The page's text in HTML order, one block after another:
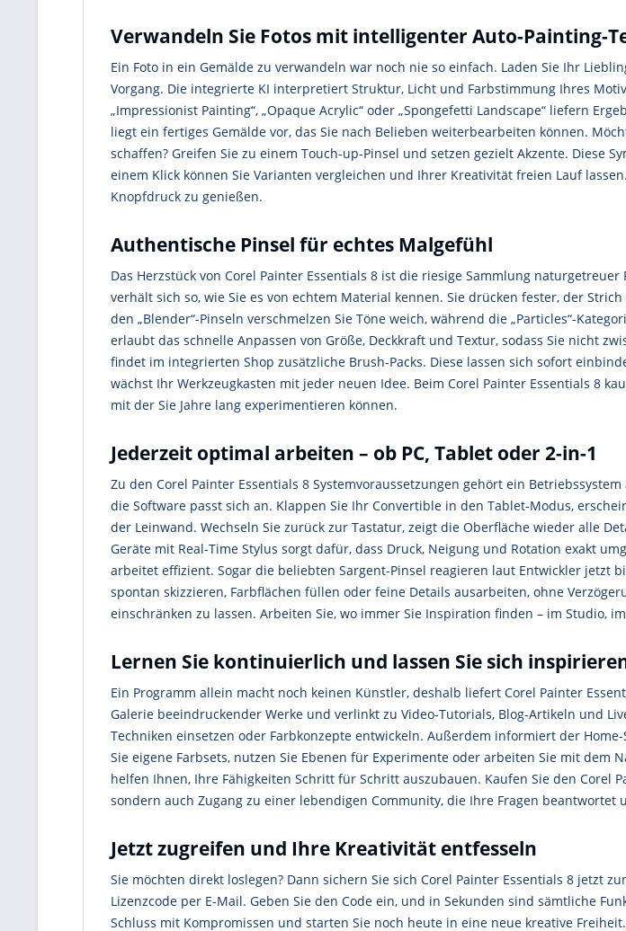
Verwandeln Sie Fotos mit intelligenter Auto-Painting-
Ein Foto in ein Gemälde zu verwandeln war noch nie so einfach. Laden Sie Ihr
Vorgang. Die integrierte KI interpretiert Struktur, Licht und Farbstimmung Ihres
„Impressionist Painting“, „Opaque Acrylic“ oder „Spongefetti Landscape“ liefern
liegt ein fertiges Gemälde vor, das Sie nach Belieben weiterbearbeiten können.
schaffen? Greifen Sie zu einem Touch-up-Pinsel und setzen gezielt Akzente. Diese
einem Klick können Sie Varianten vergleichen und Ihrer Kreativität freien Lauf
Knopfdruck zu genießen.
Authentische Pinsel für echtes Malgefühl
Das Herzstück von Corel Painter Essentials 8 ist die riesige Sammlung
verhält sich so, wie Sie es von echtem Material kennen. Sie drücken fester, der
den „Blender“-Pinseln verschmelzen Sie Töne weich, während die „Particles“-
erlaubt das schnelle Anpassen von Größe, Deckkraft und Textur, sodass Sie nicht
findet im integrierten Shop zusätzliche Brush-Packs. Diese lassen sich sofort
wächst Ihr Werkzeugkasten mit jeder neuen Idee. Beim Corel Painter Essentials 8
mit der Sie Jahre lang experimentieren können.
Jederzeit optimal arbeiten – ob PC, Tablet oder 2-in-1
Zu den Corel Painter Essentials 8 Systemvoraussetzungen gehört ein
die Software passt sich an. Klappen Sie Ihr Convertible in den Tablet-Modus,
der Leinwand. Wechseln Sie zurück zur Tastatur, zeigt die Oberfläche wieder alle
Geräte mit Real-Time Stylus sorgt dafür, dass Druck, Neigung und Rotation exakt
arbeitet effizient. Sogar die beliebten Sargent-Pinsel reagieren laut Entwickler jetzt
spontan skizzieren, Farbflächen füllen oder feine Details ausarbeiten, ohne
einschränken zu lassen. Arbeiten Sie, wo immer Sie Inspiration finden – im Studio,
Lernen Sie kontinuierlich und lassen Sie sich
Ein Programm allein macht noch keinen Künstler, deshalb liefert Corel Painter
Galerie beeindruckender Werke und verlinkt zu Video-Tutorials, Blog-Artikeln und
Techniken einsetzen oder Farbkonzepte entwickeln. Außerdem informiert der
Sie eigene Farbsets, nutzen Sie Ebenen für Experimente oder arbeiten Sie mit dem
helfen Ihnen, Ihre Fähigkeiten Schritt für Schritt auszubauen. Kaufen Sie den Corel
sondern auch Zugang zu einer lebendigen Community, die Ihre Fragen beantwortet
Jetzt zugreifen und Ihre Kreativität entfesseln
Sie möchten direkt loslegen? Dann sichern Sie sich Corel Painter Essentials 8 jetzt
Lizenzcode per E-Mail. Geben Sie den Code ein, und in Sekunden sind sämtliche
Schluss mit Kompromissen und starten Sie noch heute in eine neue kreative